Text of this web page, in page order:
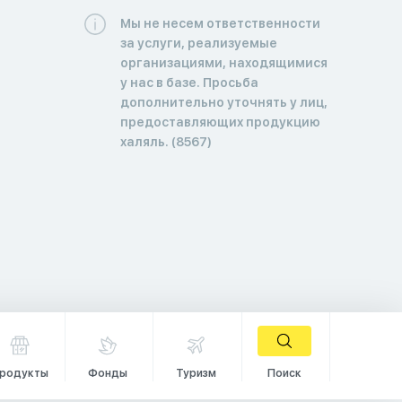
Мы не несем ответственности
за услуги, реализуемые
организациями, находящимися
у нас в базе. Просьба
дополнительно уточнять у лиц,
предоставляющих продукцию
халяль. (8567)
Фонды Туризм Поиск